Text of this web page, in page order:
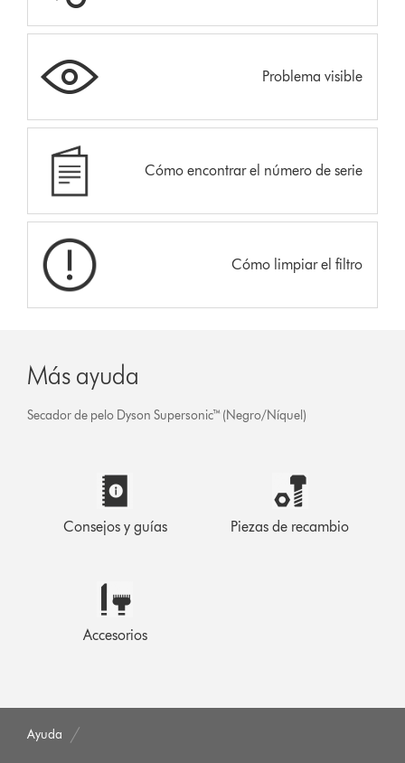
Problema visible
Cómo encontrar el número de serie
Cómo limpiar el filtro
Más ayuda
Secador de pelo Dyson Supersonic™ (Negro/Níquel)
Consejos y guías Piezas de recambio
Accesorios
Ayuda